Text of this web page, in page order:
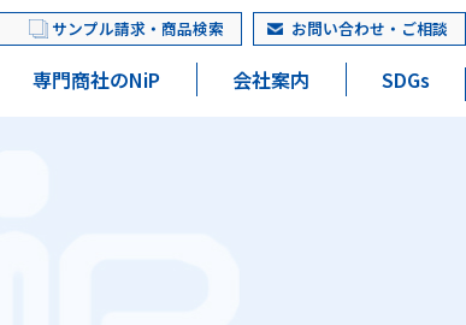
サンプル請求・商品検索 お問い合わせ・ご相談
専門商社のNiP 会社案内 SDGs